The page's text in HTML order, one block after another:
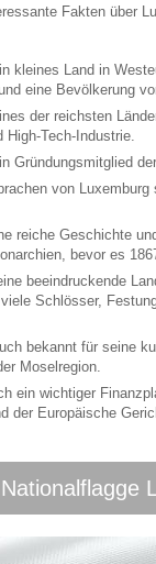
Fakten über
kleines Land in
eine Bevölkerung
der reichsten
High-Tech-Industrie.
Gründungsmitglied
von
reiche Geschichte
bevor es
beeindruckende
Schlösser,
bekannt für seine
Moselregion.
ein wichtiger
der Europäische